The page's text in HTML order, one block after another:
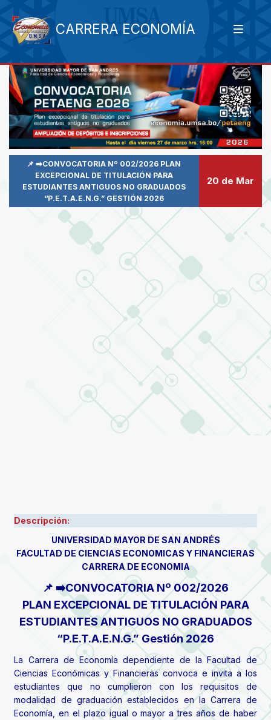
CARRERA ECONOMÍA
📌 ➡️CONVOCATORIA Nº 002/2026 PLAN
EXCEPCIONAL DE TITULACIÓN PARA
ESTUDIANTES ANTIGUOS NO GRADUADOS
“P.E.T.A.E.N.G.” GESTIÓN 2026
20 de Mar
Descripción:
UNIVERSIDAD MAYOR DE SAN ANDRÉS
FACULTAD DE CIENCIAS ECONOMICAS Y FINANCIERAS
CARRERA DE ECONOMIA
📌 ➡️CONVOCATORIA Nº 002/2026
PLAN EXCEPCIONAL DE TITULACIÓN PARA
ESTUDIANTES ANTIGUOS NO GRADUADOS
“P.E.T.A.E.N.G.” Gestión 2026
La Carrera de Economía dependiente de la Facultad de
Ciencias Económicas y Financieras convoca e invita a los
estudiantes que no cumplieron con los requisitos de
modalidad de graduación establecidos en la Carrera de
Economía, en el plazo igual o mayor a tres años de haber